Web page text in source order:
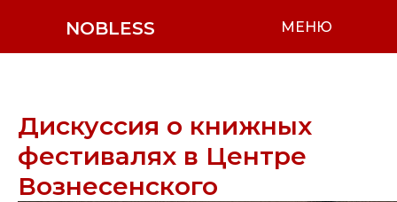
NOBLESS МЕНЮ
Дискуссия о книжных
фестивалях в Центре
Вознесенского